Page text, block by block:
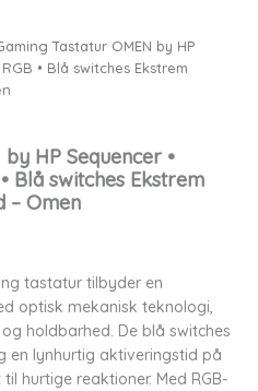
Tastatur OMEN by HP
• Blå switches Ekstrem
HP Sequencer •
Blå switches Ekstrem
– Omen
tastatur tilbyder en
optisk mekanisk teknologi,
holdbarhed. De blå switches
en lynhurtig aktiveringstid på
hurtige reaktioner. Med RGB-